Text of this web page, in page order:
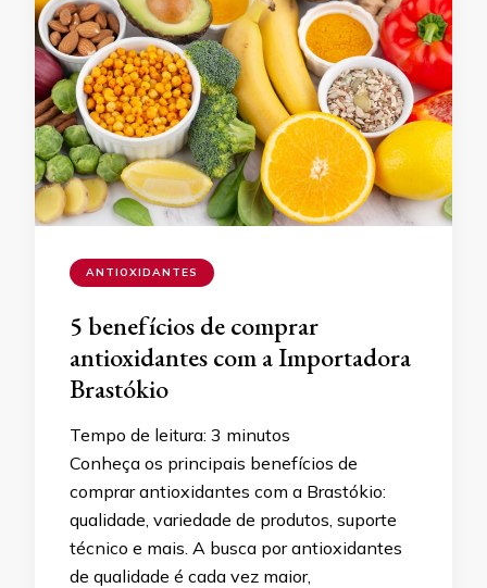
ANTIOXIDANTES
5 benefícios de comprar
antioxidantes com a Importadora
Brastókio
Tempo de leitura: 3 minutos
Conheça os principais benefícios de
comprar antioxidantes com a Brastókio:
qualidade, variedade de produtos, suporte
técnico e mais. A busca por antioxidantes
de qualidade é cada vez maior,